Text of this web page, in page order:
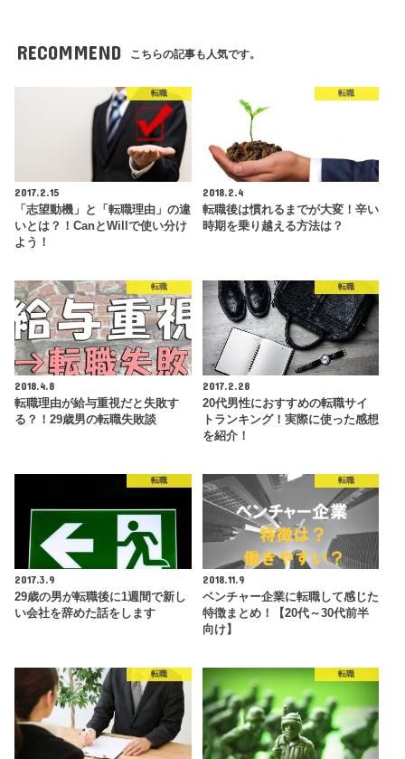
RECOMMEND こちらの記事も人気です。
転職
2017.2.15
「志望動機」と「転職理由」の違
いとは？！CanとWillで使い分け
よう！
転職
2018.2.4
転職後は慣れるまでが大変！辛い
時期を乗り越える方法は？
転職
2018.4.8
転職理由が給与重視だと失敗す
る？！29歳男の転職失敗談
転職
2017.2.28
20代男性におすすめの転職サイ
トランキング！実際に使った感想
を紹介！
転職
2017.3.9
29歳の男が転職後に1週間で新し
い会社を辞めた話をします
転職
2018.11.9
ベンチャー企業に転職して感じた
特徴まとめ！【20代～30代前半
向け】
転職 転職